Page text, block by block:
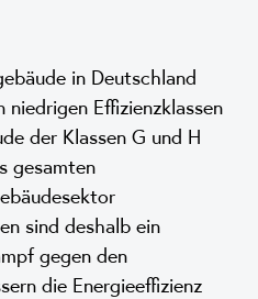
in Deutschland
Effizienzklassen
der Klassen G und H
gesamten
sind deshalb ein
gegen den
die Energieeffizienz